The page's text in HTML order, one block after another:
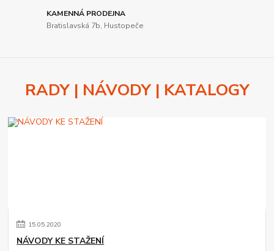
KAMENNÁ PRODEJNA
Bratislavská 7b, Hustopeče
RADY | NÁVODY | KATALOGY
15.05.2020
NÁVODY KE STAŽENÍ